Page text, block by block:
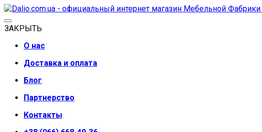
ЗАКРЫТЬ
О нас
Доставка и оплата
Блог
Партнерство
Контакты